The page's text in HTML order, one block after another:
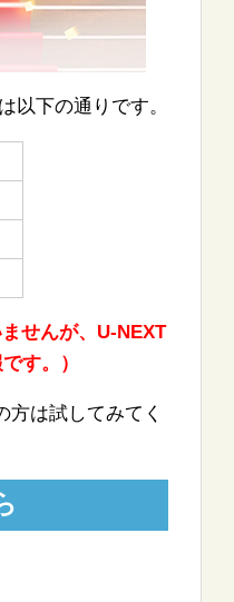
以下の通りです。
せんが、U-NEXT
す。）
は試してみてく